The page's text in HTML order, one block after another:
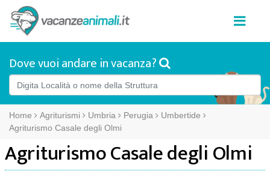
Dove vuoi andare in vacanza?
Home Agriturismi Umbria Perugia
Umbertide
Agriturismo Casale degli Olmi
Agriturismo Casale degli Olmi